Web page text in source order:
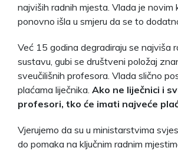
najviših radnih mjesta. Vlada je novim
ponovno išla u smjeru da se to
Već 15 godina degradiraju se najviša
sustavu, gubi se društveni položaj
sveučilišnih profesora. Vlada slično
plaćama liječnika. Ako ne liječnici i
profesori, tko će imati najveće
Vjerujemo da su u ministarstvima
do pomaka na ključnim radnim